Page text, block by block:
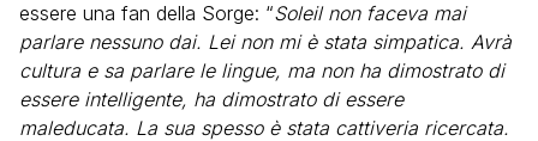
essere una fan della Sorge: “Soleil non faceva mai
parlare nessuno dai. Lei non mi è stata simpatica. Avrà
cultura e sa parlare le lingue, ma non ha dimostrato di
essere intelligente, ha dimostrato di essere
maleducata. La sua spesso è stata cattiveria ricercata.